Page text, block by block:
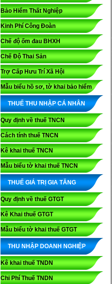
Bảo Hiểm Thất Nghiệp
Kinh Phí Công Đoàn
Chế độ ốm đau BHXH
Chế Độ Thai Sản
Trợ Cấp Hưu Trí Xã Hội
Mẫu biểu hồ sơ, tờ khai bảo hiểm
THUẾ THU NHẬP CÁ NHÂN
Quy định về thuế TNCN
Cách tính thuế TNCN
Kê khai thuế TNCN
Mẫu biểu tờ khai thuế TNCN
THUẾ GIÁ TRỊ GIA TĂNG
Quy định về thuế GTGT
Kê Khai thuế GTGT
Mẫu biểu tờ khai thuế GTGT
THU NHẬP DOANH NGHIỆP
Kê khai thuế TNDN
Chi Phí Thuế TNDN